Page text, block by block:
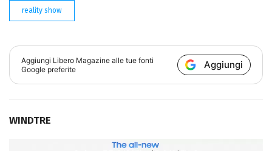
reality show
Aggiungi Libero Magazine alle tue fonti
Google preferite
Aggiungi
WINDTRE